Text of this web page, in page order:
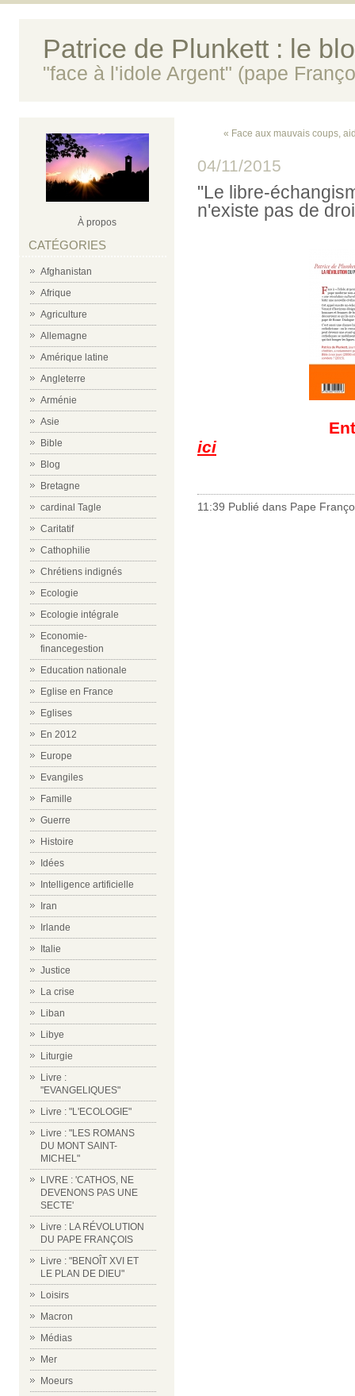
Patrice de Plunkett : le
"face à l'idole Argent" (pape
À propos
CATÉGORIES
Afghanistan
Afrique
Agriculture
Allemagne
Amérique latine
Angleterre
Arménie
Asie
Bible
Blog
Bretagne
cardinal Tagle
Caritatif
Cathophilie
Chrétiens indignés
Ecologie
Ecologie intégrale
Economie-
financegestion
Education nationale
Eglise en France
Eglises
En 2012
Europe
Evangiles
Famille
Guerre
Histoire
Idées
Intelligence artificielle
Iran
Irlande
Italie
Justice
La crise
Liban
Libye
Liturgie
Livre :
"EVANGELIQUES"
Livre : "L'ECOLOGIE"
Livre : "LES ROMANS
DU MONT SAINT-
MICHEL"
LIVRE : 'CATHOS, NE
DEVENONS PAS UNE
SECTE'
Livre : LA RÉVOLUTION
DU PAPE FRANÇOIS
Livre : "BENOÎT XVI ET
LE PLAN DE DIEU"
Loisirs
Macron
Médias
Mer
Moeurs
« Face aux mauvais coups,
04/11/2015
"Le libre-
n'existe pas de
ici
11:39 Publié dans Pape